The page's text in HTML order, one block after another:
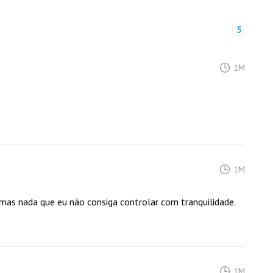
5
1M
1M
nada que eu não consiga controlar com tranquilidade.